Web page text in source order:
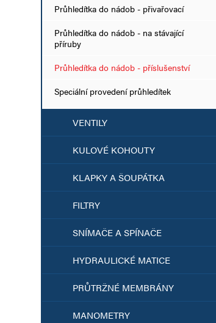
Průhledítka do nádob - přivařovací
Průhledítka do nádob - na stávající
příruby
Průhledítka do nádob - příslušenství
Speciální provedení průhledítek
VENTILY
KULOVÉ KOHOUTY
KLAPKY A ŠOUPÁTKA
FILTRY
SNÍMAČE A SPÍNAČE
HYDRAULICKÉ MATICE
PRŮTRŽNÉ MEMBRÁNY
MANOMETRY